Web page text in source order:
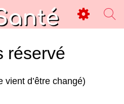
réservé
vient d’être changé)